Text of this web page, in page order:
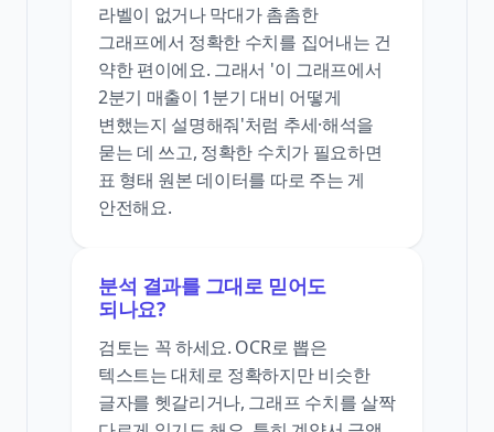
라벨이 없거나 막대가 촘촘한
그래프에서 정확한 수치를 집어내는 건
약한 편이에요. 그래서 '이 그래프에서
2분기 매출이 1분기 대비 어떻게
변했는지 설명해줘'처럼 추세·해석을
묻는 데 쓰고, 정확한 수치가 필요하면
표 형태 원본 데이터를 따로 주는 게
안전해요.
분석 결과를 그대로 믿어도
되나요?
검토는 꼭 하세요. OCR로 뽑은
텍스트는 대체로 정확하지만 비슷한
글자를 헷갈리거나, 그래프 수치를 살짝